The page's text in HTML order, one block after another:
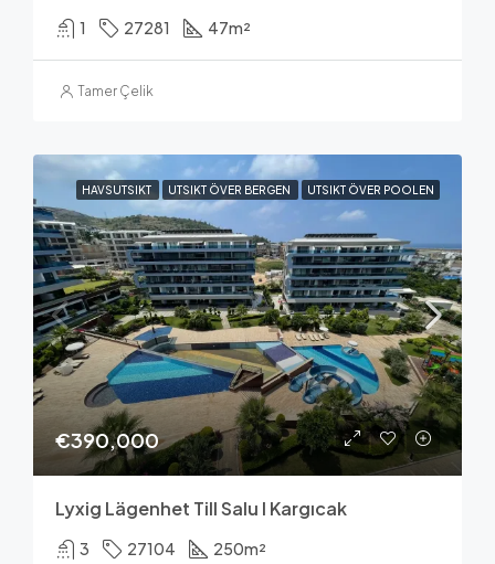
1 27281 47m²
Tamer Çelik
HAVSUTSIKT UTSIKT ÖVER BERGEN UTSIKT ÖVER POOLEN
€390,000
Lyxig Lägenhet Till Salu I Kargıcak
3 27104 250m²